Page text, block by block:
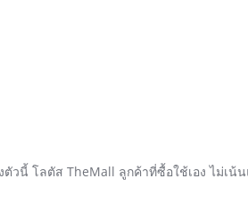
วนี้ โลตัส TheMall ลูกค้าที่ซื้อใช้เอง ไม่เ